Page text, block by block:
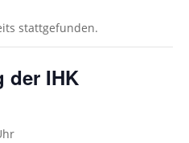
stattgefunden.
der IHK